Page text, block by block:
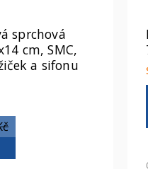
sprchová
cm, SMC,
a sifonu